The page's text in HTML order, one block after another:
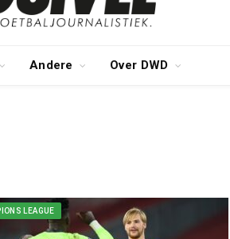
Andere Over DWD
LEAGUE